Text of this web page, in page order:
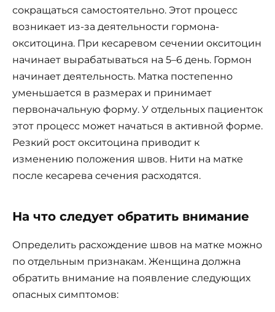
сокращаться самостоятельно. Этот процесс
возникает из-за деятельности гормона-
окситоцина. При кесаревом сечении окситоцин
начинает вырабатываться на 5–6 день. Гормон
начинает деятельность. Матка постепенно
уменьшается в размерах и принимает
первоначальную форму. У отдельных пациенток
этот процесс может начаться в активной форме.
Резкий рост окситоцина приводит к
изменению положения швов. Нити на матке
после кесарева сечения расходятся.
На что следует обратить внимание
Определить расхождение швов на матке можно
по отдельным признакам. Женщина должна
обратить внимание на появление следующих
опасных симптомов: